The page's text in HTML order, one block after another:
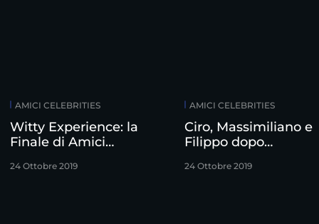
AMICI CELEBRITIES
Witty Experience: la
Finale di Amici
24 Ottobre 2019
AMICI CELEBRITIES
Ciro, Massimiliano e
Filippo dopo
24 Ottobre 2019